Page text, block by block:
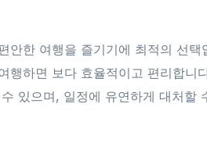
안한 여행을 즐기기에 최적의 선
행하면 보다 효율적이고 편리합
있으며, 일정에 유연하게 대처할